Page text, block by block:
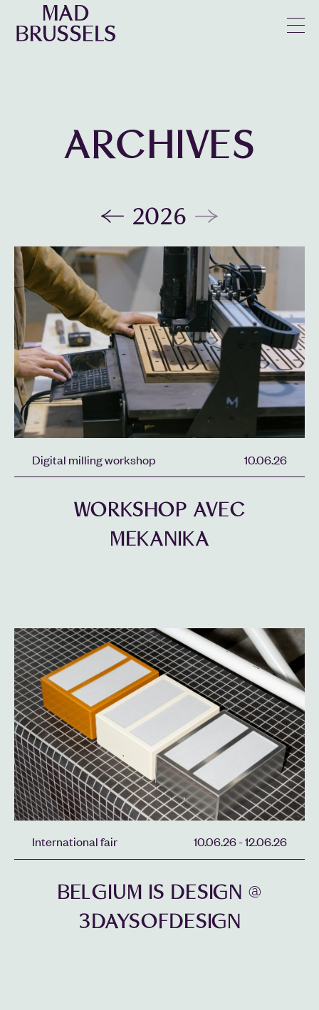
ARCHIVES
2026
Digital milling workshop 10.06.26
WORKSHOP AVEC
MEKANIKA
International fair 10.06.26-12.06.26
BELGIUM IS DESIGN @
3DAYSOFDESIGN